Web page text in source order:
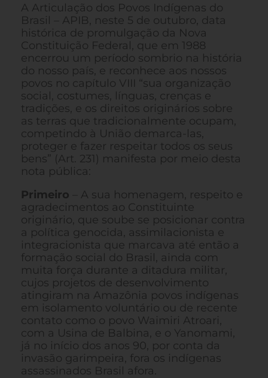
A Articulação dos Povos Indígenas do
Brasil – APIB, neste 5 de outubro, data
histórica de promulgação da Nova
Constituição Federal, que em 1988
encerrou um período sombrio na história
do nosso país, e reconhece aos nossos
povos no capítulo VIII “sua organização
social, costumes, línguas, crenças e
tradições, e os direitos originários sobre
as terras que tradicionalmente ocupam,
competindo à União demarca-las,
proteger e fazer respeitar todos os seus
bens” (Art. 231) manifesta por meio desta
nota pública:
Primeiro – A sua homenagem, respeito e
agradecimentos ao Constituinte
originário, que soube se posicionar contra
a política genocida, assimilacionista e
integracionista que marcava até então a
formação social do Brasil, ainda com
muita força durante a ditadura militar,
cujos projetos de desenvolvimento
atingiram na Amazônia povos indígenas
em isolamento voluntário ou de recente
contato como o povo Waimiri Atroari,
com a Usina de Balbina, e o Yanomami,
já no início dos anos 90, por conta da
invasão garimpeira, fora os indígenas
assassinados Brasil afora.